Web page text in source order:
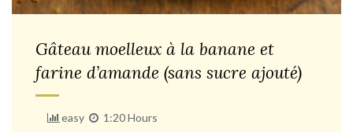
Gâteau moelleux à la banane et
farine d’amande (sans sucre ajouté)
easy 1:20 Hours